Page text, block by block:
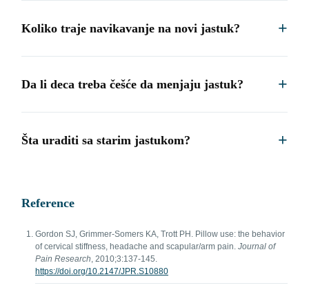
Koliko traje navikavanje na novi jastuk?
Da li deca treba češće da menjaju jastuk?
Šta uraditi sa starim jastukom?
Reference
Gordon SJ, Grimmer-Somers KA, Trott PH. Pillow use: the behavior
of cervical stiffness, headache and scapular/arm pain. Journal of
Pain Research, 2010;3:137-145.
https://doi.org/10.2147/JPR.S10880